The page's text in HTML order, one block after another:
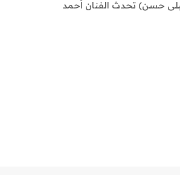
04:00 (أحداث نت / ليلى حسن) تحدث الفنان أحمد